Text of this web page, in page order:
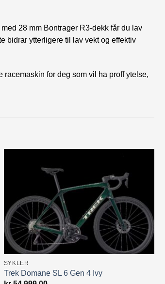
28 mm Bontrager R3-dekk får du lav
bidrar ytterligere til lav vekt og effektiv
for deg som vil ha proff ytelse,
SYKLER
Trek Domane SL 6 Gen 4 Ivy